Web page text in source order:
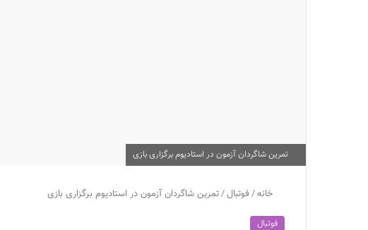
تمرین شاگردان آزمون در استادیوم برگزاری بازی
خانه/ فوتبال/تمرین شاگردان آزمون در استادیوم برگزاری بازی
فوتبال